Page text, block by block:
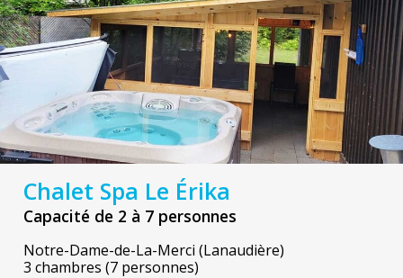
Chalet Spa Le Érika
Capacité de 2 à 7 personnes
Notre-Dame-de-La-Merci (Lanaudière)
3 chambres (7 personnes)